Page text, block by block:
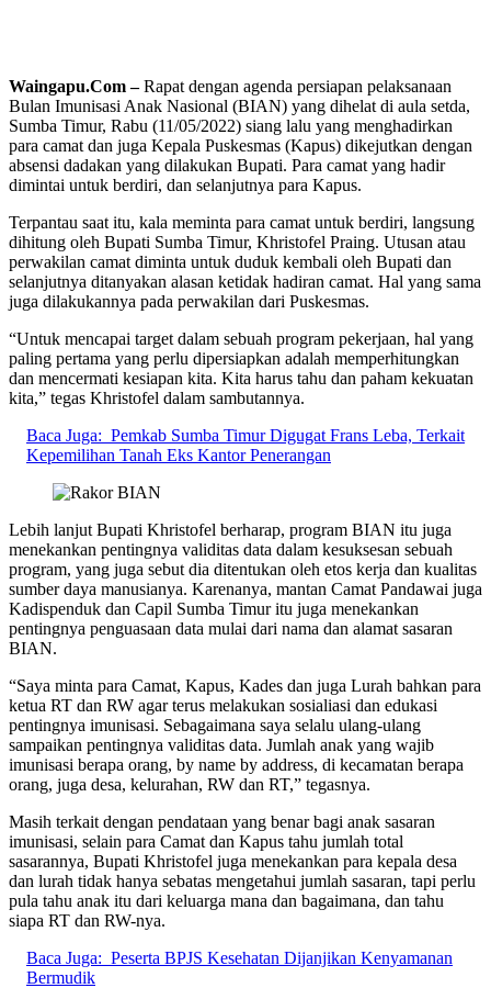
Waingapu.Com –Rapat dengan agenda persiapan pelaksanaan
Bulan Imunisasi Anak Nasional (BIAN) yang dihelat di aula setda,
Sumba Timur, Rabu (11/05/2022) siang lalu yang menghadirkan
para camat dan juga Kepala Puskesmas (Kapus) dikejutkan dengan
absensi dadakan yang dilakukan Bupati. Para camat yang hadir
dimintai untuk berdiri, dan selanjutnya para Kapus.
Terpantau saat itu, kala meminta para camat untuk berdiri, langsung
dihitung oleh Bupati Sumba Timur, Khristofel Praing. Utusan atau
perwakilan camat diminta untuk duduk kembali oleh Bupati dan
selanjutnya ditanyakan alasan ketidak hadiran camat. Hal yang sama
juga dilakukannya pada perwakilan dari Puskesmas.
“Untuk mencapai target dalam sebuah program pekerjaan, hal yang
paling pertama yang perlu dipersiapkan adalah memperhitungkan
dan mencermati kesiapan kita. Kita harus tahu dan paham kekuatan
kita,” tegas Khristofel dalam sambutannya.
Baca Juga: Pemkab Sumba Timur Digugat Frans Leba, Terkait
Kepemilihan Tanah Eks Kantor Penerangan
Lebih lanjut Bupati Khristofel berharap, program BIAN itu juga
menekankan pentingnya validitas data dalam kesuksesan sebuah
program, yang juga sebut dia ditentukan oleh etos kerja dan kualitas
sumber daya manusianya. Karenanya, mantan Camat Pandawai juga
Kadispenduk dan Capil Sumba Timur itu juga menekankan
pentingnya penguasaan data mulai dari nama dan alamat sasaran
BIAN.
“Saya minta para Camat, Kapus, Kades dan juga Lurah bahkan para
ketua RT dan RW agar terus melakukan sosialiasi dan edukasi
pentingnya imunisasi. Sebagaimana saya selalu ulang-ulang
sampaikan pentingnya validitas data. Jumlah anak yang wajib
imunisasi berapa orang, by name by address, di kecamatan berapa
orang, juga desa, kelurahan, RW dan RT,” tegasnya.
Masih terkait dengan pendataan yang benar bagi anak sasaran
imunisasi, selain para Camat dan Kapus tahu jumlah total
sasarannya, Bupati Khristofel juga menekankan para kepala desa
dan lurah tidak hanya sebatas mengetahui jumlah sasaran, tapi perlu
pula tahu anak itu dari keluarga mana dan bagaimana, dan tahu
siapa RT dan RW-nya.
Baca Juga: Peserta BPJS Kesehatan Dijanjikan Kenyamanan
Bermudik